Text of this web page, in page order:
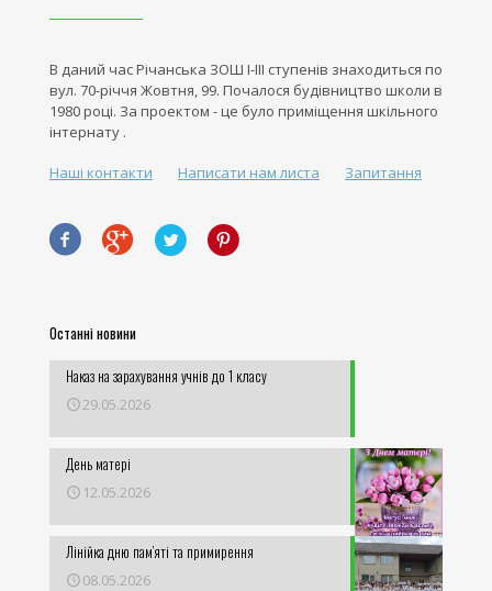
В даний час Річанська ЗОШ І-ІІІ ступенів знаходиться по
вул. 70-річчя Жовтня, 99. Почалося будівництво школи в
1980 році. За проектом - це було приміщення шкільного
інтернату .
Наші контакти Написати нам листа Запитання
Останні новини
Наказ на зарахування учнів до 1 класу
29.05.2026
День матері
12.05.2026
Лінійка дню пам’яті та примирення
08.05.2026